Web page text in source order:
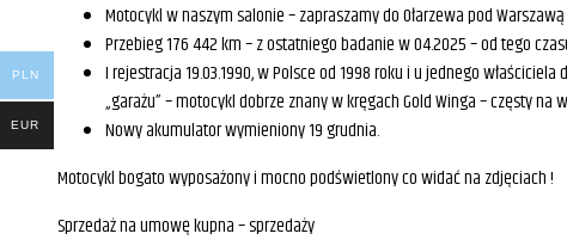
Motocykl w naszym salonie – zapraszamy do Ołarzewa pod Warszawą
Przebieg 176 442 km – z ostatniego badanie w 04.2025 – od tego
I rejestracja 19.03.1990, w Polsce od 1998 roku i u jednego
„garażu” – motocykl dobrze znany w kręgach Gold Winga – częsty na
Nowy akumulator wymieniony 19 grudnia.
Motocykl bogato wyposażony i mocno podświetlony co widać na zdjęciach !
Sprzedaż na umowę kupna – sprzedaży
PLN
EUR